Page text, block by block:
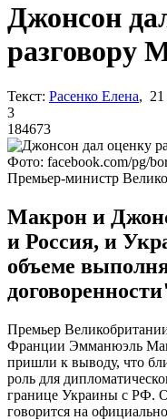
Джонсон
разговору
Текст: Расенко Елена, 21
3
184673
Фото: facebook.com/pg/
Премьер-министр
Макрон и
и Россия, и
объеме
Премьер
Франции Эмманюэль
пришли к выводу, что
роль для
границе Украины с РФ.
говорится на